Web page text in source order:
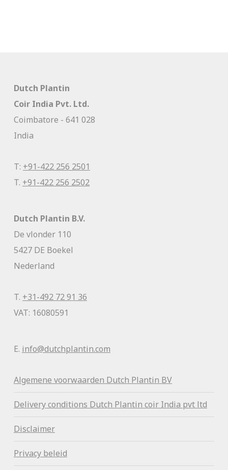
Dutch Plantin
Coir India Pvt. Ltd.
Coimbatore - 641 028
India
T: +91-422 256 2501
T. +91-422 256 2502
Dutch Plantin B.V.
De vlonder 110
5427 DE Boekel
Nederland
T. +31-492 72 91 36
VAT: 16080591
E. info@dutchplantin.com
Algemene voorwaarden Dutch Plantin BV
Delivery conditions Dutch Plantin coir India pvt ltd
Disclaimer
Privacy beleid